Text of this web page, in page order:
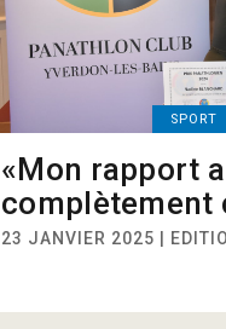
SPORT
«Mon rapport
complètement
23 JANVIER 2025 |